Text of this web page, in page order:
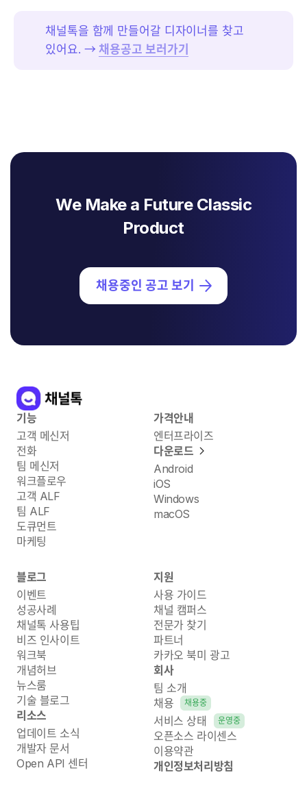
채널톡을 함께 만들어갈 디자이너를 찾고
있어요. → 채용공고 보러가기
We Make a Future Classic
Product
채용중인 공고 보기
기능
고객 메신저
전화
팀 메신저
워크플로우
고객 ALF
팀 ALF
도큐먼트
마케팅
가격안내
엔터프라이즈
다운로드
Android
iOS
Windows
macOS
블로그
이벤트
성공사례
채널톡 사용팁
비즈 인사이트
워크북
개념허브
뉴스룸
기술 블로그
리소스
업데이트 소식
개발자 문서
Open API 센터
지원
사용 가이드
채널 캠퍼스
전문가 찾기
파트너
카카오 북미 광고
회사
팀 소개
채용
채용중
서비스 상태 운영중
오픈소스 라이센스
이용약관
개인정보처리방침